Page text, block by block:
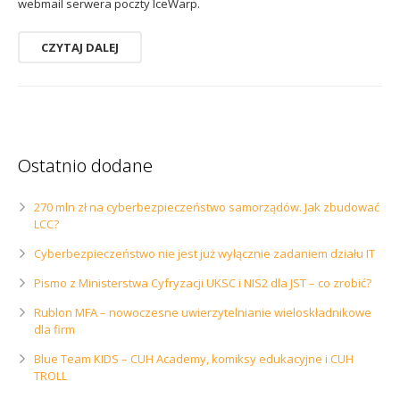
webmail serwera poczty IceWarp.
CZYTAJ DALEJ
Ostatnio dodane
270 mln zł na cyberbezpieczeństwo samorządów. Jak zbudować
LCC?
Cyberbezpieczeństwo nie jest już wyłącznie zadaniem działu IT
Pismo z Ministerstwa Cyfryzacji UKSC i NIS2 dla JST – co zrobić?
Rublon MFA – nowoczesne uwierzytelnianie wieloskładnikowe
dla firm
Blue Team KIDS – CUH Academy, komiksy edukacyjne i CUH
TROLL